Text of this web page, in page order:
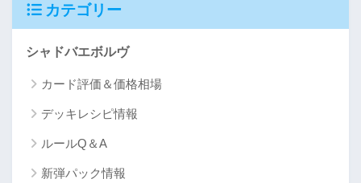
カテゴリー
シャドバエボルヴ
カード評価＆価格相場
デッキレシピ情報
ルールQ＆A
新弾パック情報